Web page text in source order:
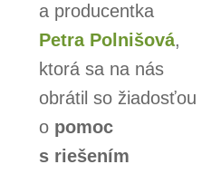
a producentka
Petra Polnišová,
ktorá sa na nás
obrátil so žiadosťou
o pomoc
s riešením